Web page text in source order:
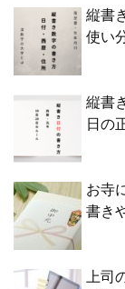
縦書
使い
縦書
日の
お寺
書き
上司